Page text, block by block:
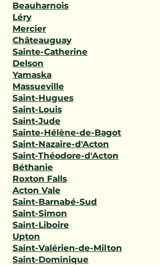
Beauharnois
Léry
Mercier
Châteauguay
Sainte-Catherine
Delson
Yamaska
Massueville
Saint-Hugues
Saint-Louis
Saint-Jude
Sainte-Hélène-de-Bagot
Saint-Nazaire-d'Acton
Saint-Théodore-d'Acton
Béthanie
Roxton Falls
Acton Vale
Saint-Barnabé-Sud
Saint-Simon
Saint-Liboire
Upton
Saint-Valérien-de-Milton
Saint-Dominique